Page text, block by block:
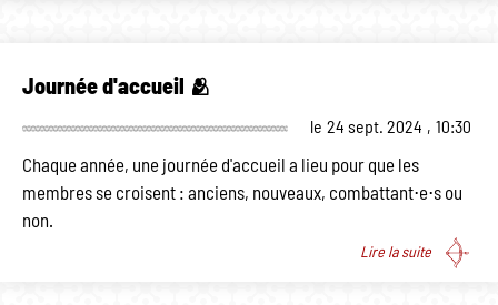
Journée d'accueil 🫂
le 24 sept. 2024 , 10:30
Chaque année, une journée d'accueil a lieu pour que les
membres se croisent : anciens, nouveaux, combattant⋅e⋅s ou
non.
Lire la suite